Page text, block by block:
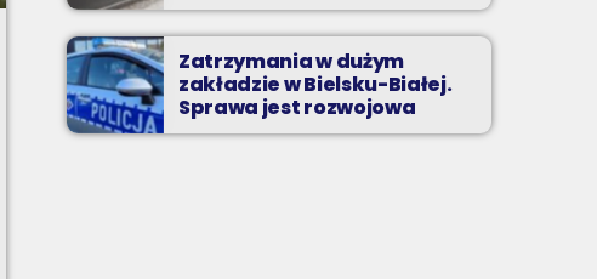
Zatrzymania w dużym
zakładzie w Bielsku-Białej.
Sprawa jest rozwojowa